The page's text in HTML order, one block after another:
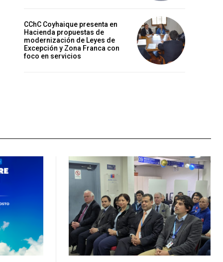
CChC Coyhaique presenta en
Hacienda propuestas de
modernización de Leyes de
Excepción y Zona Franca con
foco en servicios